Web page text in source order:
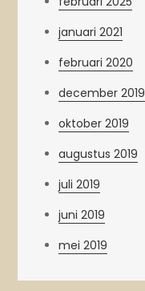
januari 2021
februari 2020
december 2019
oktober 2019
augustus 2019
juli 2019
juni 2019
mei 2019